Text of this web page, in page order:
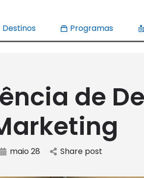
Destinos Programas
de
maio 28 Share post